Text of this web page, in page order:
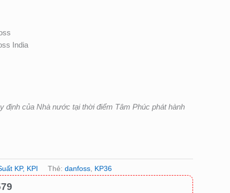
India
định của Nhà nước tại thời điểm Tâm Phúc phát hành
KP, KPI Thẻ: danfoss KP36